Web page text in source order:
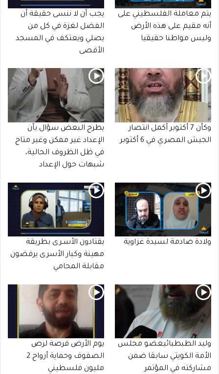
يتم معاملة الفلسطيني على
أنه مقيم على هذه الأرض
وليس مواطنا حقيقيا
يجب أن لا ننسى حقيقة أن
الفضل لغزة في كل من
يصلي ويعتكف في المسجد
الأقصى
وكأن 7 أكتوبر أكمل انتصار
الجيش المصري في 6 أكتوبر
يطرح البعض سؤال بأن
الإعداد غير ممكن وغير متاح
في ظل الظروف الحالية،
شبهات حول الإعداد
ولادة صادمة لسيدة غزاوية
يقتادون الأسـرى بطريقة
مهينة وكبار الأسرى يرفضون
مقابلة المحامي
وليد الطبطبائيعضو مجلس
الأمة الكويتي سابقا ضمن
مشاركته في المؤتمر
يوم الأرض فرصة لرص
الصفوف وحماية أرواح 2
مليون فلسطيني